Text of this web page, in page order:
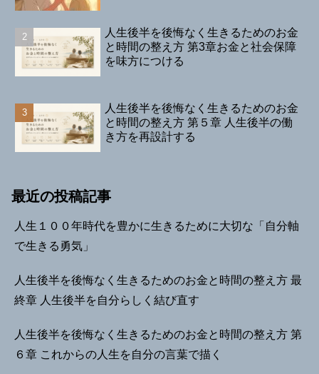
人生後半を後悔なく生きるためのお金
と時間の整え方 第3章お金と社会保障
を味方につける
人生後半を後悔なく生きるためのお金
と時間の整え方 第５章 人生後半の働
き方を再設計する
最近の投稿記事
人生１００年時代を豊かに生きるために大切な「自分軸
で生きる勇気」
人生後半を後悔なく生きるためのお金と時間の整え方 最
終章 人生後半を自分らしく結び直す
人生後半を後悔なく生きるためのお金と時間の整え方 第
６章 これからの人生を自分の言葉で描く